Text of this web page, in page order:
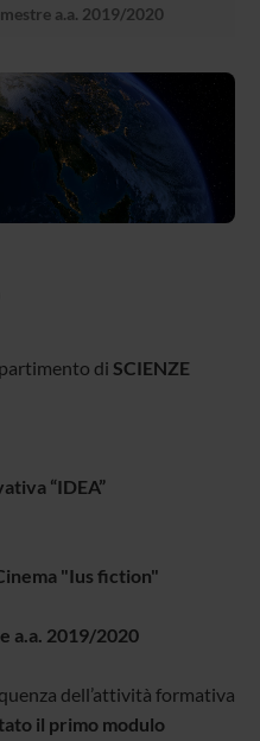
a.a. 2019/2020
di SCIENZE
“IDEA”
"Ius fiction"
a.a. 2019/2020
dell’attività formativa
il primo modulo